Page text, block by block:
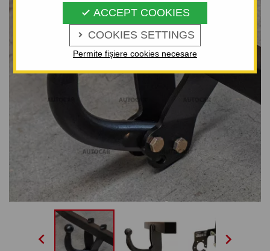
 COOKIES SETTINGS
 ACCEPT COOKIES
Permite fișiere cookies necesare
 